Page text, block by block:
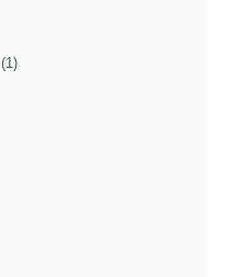
(1)